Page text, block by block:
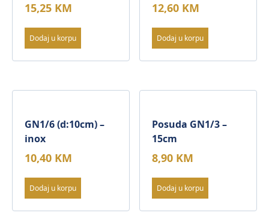
15,25 KM
Dodaj u korpu
12,60 KM
Dodaj u korpu
GN1/6 (d:10cm) –
inox
10,40 KM
Dodaj u korpu
Posuda GN1/3 –
15cm
8,90 KM
Dodaj u korpu